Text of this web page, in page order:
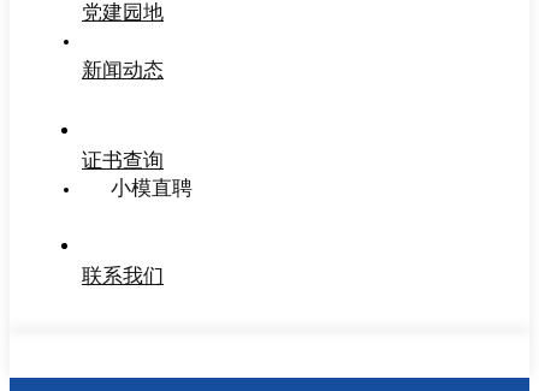
党建园地
新闻动态
证书查询
小模直聘
联系我们